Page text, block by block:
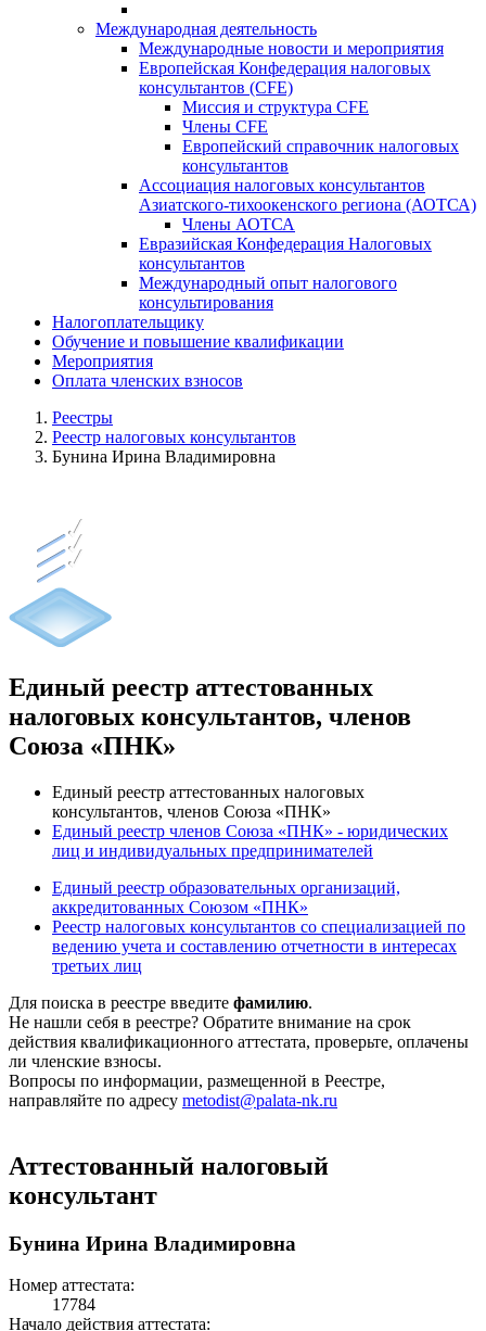
Международная деятельность
Международные новости и мероприятия
Европейская Конфедерация налоговых
консультантов (CFE)
Миссия и структура CFE
Члены CFE
Европейский справочник налоговых
консультантов
Ассоциация налоговых консультантов
Азиатского-тихоокенского региона (АОТСА)
Члены АОТСА
Евразийская Конфедерация Налоговых
консультантов
Международный опыт налогового
консультирования
Налогоплательщику
Обучение и повышение квалификации
Мероприятия
Оплата членских взносов
Реестры
Реестр налоговых консультантов
Бунина Ирина Владимировна
Единый реестр аттестованных
налоговых консультантов, членов
Союза «ПНК»
Единый реестр аттестованных налоговых
консультантов, членов Союза «ПНК»
Единый реестр членов Союза «ПНК» - юридических
лиц и индивидуальных предпринимателей
Единый реестр образовательных организаций,
аккредитованных Союзом «ПНК»
Реестр налоговых консультантов со специализацией по
ведению учета и составлению отчетности в интересах
третьих лиц
Для поиска в реестре введите фамилию.
Не нашли себя в реестре? Обратите внимание на срок
действия квалификационного аттестата, проверьте, оплачены
ли членские взносы.
Вопросы по информации, размещенной в Реестре,
направляйте по адресу metodist@palata-nk.ru
Аттестованный налоговый
консультант
Бунина Ирина Владимировна
Номер аттестата:
17784
Начало действия аттестата: